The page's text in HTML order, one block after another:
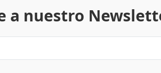
a nuestro